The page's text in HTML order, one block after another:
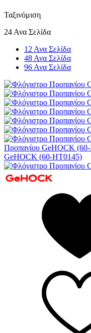
Ταξινόμιση
24 Ανα Σελίδα
12 Ανα Σελίδα
48 Ανα Σελίδα
96 Ανα Σελίδα